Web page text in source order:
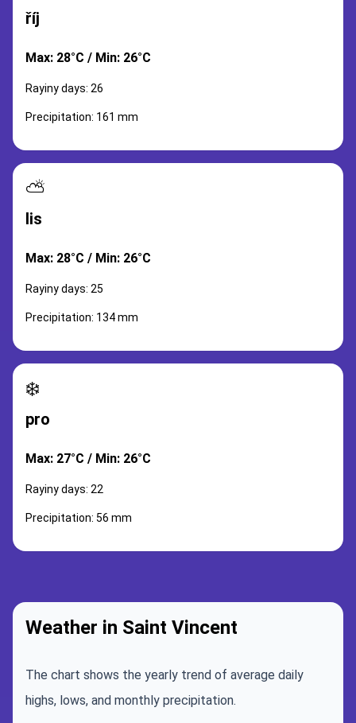
říj
Max: 28°C / Min: 26°C
Rayiny days: 26
Precipitation: 161 mm
⛅
lis
Max: 28°C / Min: 26°C
Rayiny days: 25
Precipitation: 134 mm
❄️
pro
Max: 27°C / Min: 26°C
Rayiny days: 22
Precipitation: 56 mm
Weather in Saint Vincent
The chart shows the yearly trend of average daily
highs, lows, and monthly precipitation.